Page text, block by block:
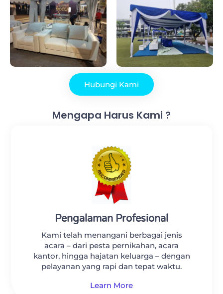
Hubungi Kami
Mengapa Harus Kami ?
Pengalaman Profesional
Kami telah menangani berbagai jenis
acara – dari pesta pernikahan, acara
kantor, hingga hajatan keluarga – dengan
pelayanan yang rapi dan tepat waktu.
Learn More